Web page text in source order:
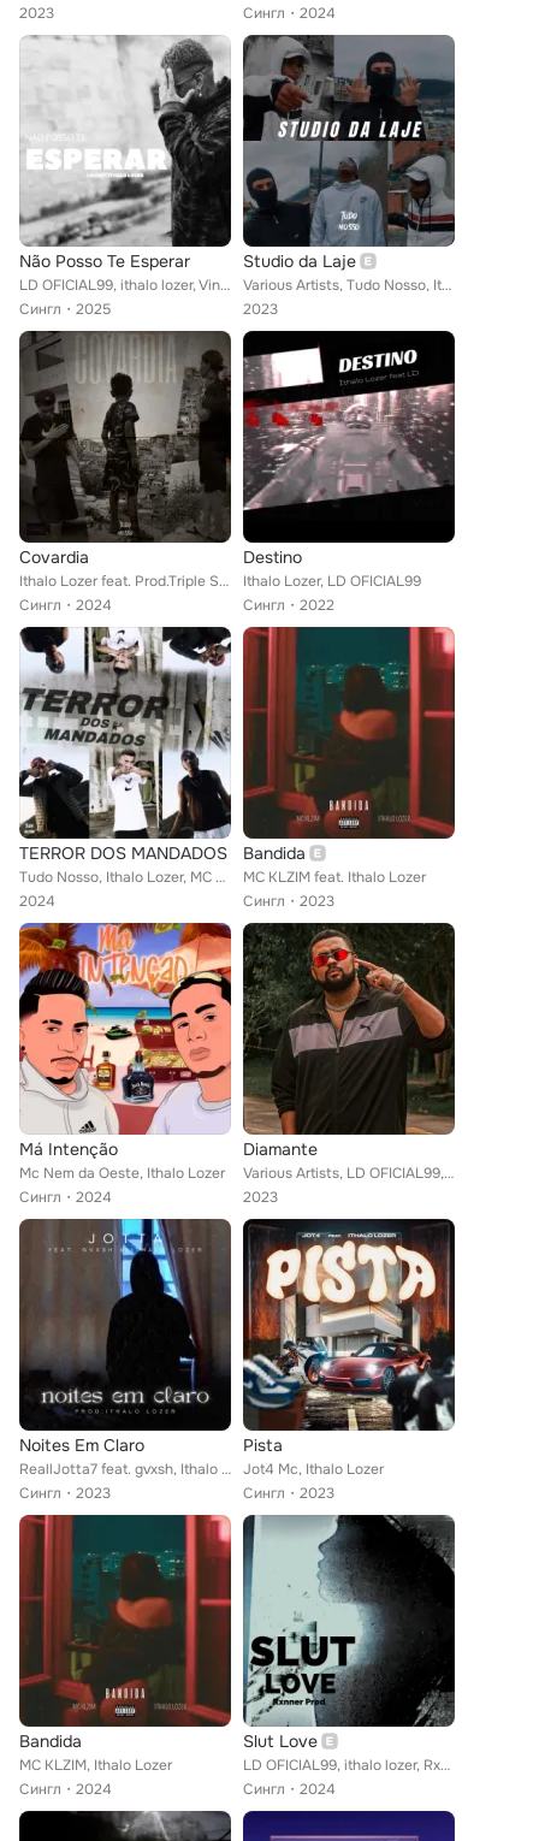
2023
Сингл
2024
Não Posso Te Esperar
LD OFICIAL99, ithalo lozer, Vinzwell
Сингл
2025
Studio da Laje
Various Artists, Tudo Nosso, Ithalo Lozer, MC KLZIM, DJ NEGREVS
2023
Covardia
Ithalo Lozer feat. Prod.Triple S, Prod. Gui
Сингл
2024
Destino
Ithalo Lozer, LD OFICIAL99
Сингл
2022
TERROR DOS MANDADOS
Tudo Nosso, Ithalo Lozer, MC KLZIM, IGÃO MC
2024
Bandida
MC KLZIM feat. Ithalo Lozer
Сингл
2023
Má Intenção
Mc Nem da Oeste, Ithalo Lozer
Сингл
2024
Diamante
Various Artists, LD OFICIAL99, ithalo lozer, IGÃO MC, MC KLZIM
2023
Noites Em Claro
ReallJotta7 feat. gvxsh, Ithalo Lozer
Сингл
2023
Pista
Jot4 Mc, Ithalo Lozer
Сингл
2023
Bandida
MC KLZIM, Ithalo Lozer
Сингл
2024
Slut Love
LD OFICIAL99, ithalo lozer, Rxnner Prod
Сингл
2024